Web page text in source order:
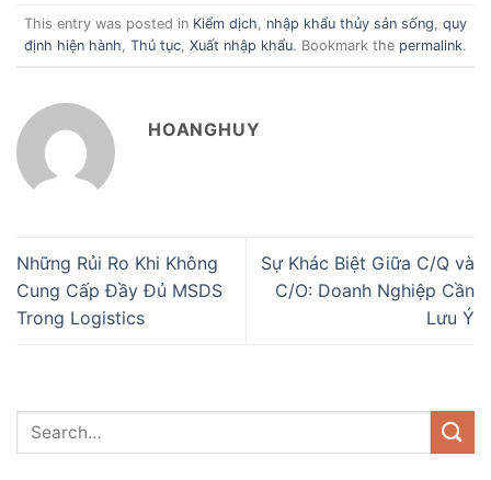
This entry was posted in Kiểm dịch nhập khẩu thủy sản sống quy
định hiện hành Thủ tục Xuất nhập khẩu. Bookmark the permalink.
HOANGHUY
Những Rủi Ro Khi Không
Cung Cấp Đầy Đủ MSDS
Trong Logistics
Sự Khác Biệt Giữa C/Q và
C/O: Doanh Nghiệp Cần
Lưu Ý